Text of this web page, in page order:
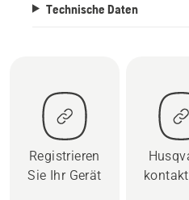
Technische Daten
Registrieren
Sie Ihr Gerät